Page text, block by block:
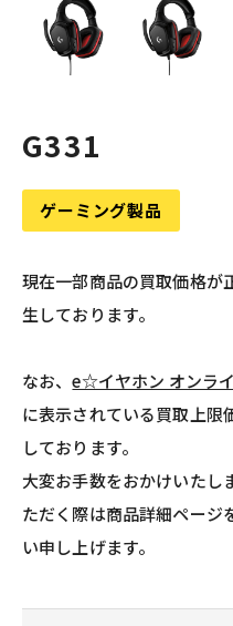
G331
ゲーミング製品
現在一部商品の買取価格が
生しております。
なお、e☆イヤホン オンラ
に表示されている買取上限
しております。
大変お手数をおかけいたし
ただく際は商品詳細ページ
い申し上げます。